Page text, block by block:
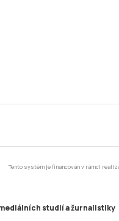
Tento systém je financován v rámci
studií a žurnalistiky